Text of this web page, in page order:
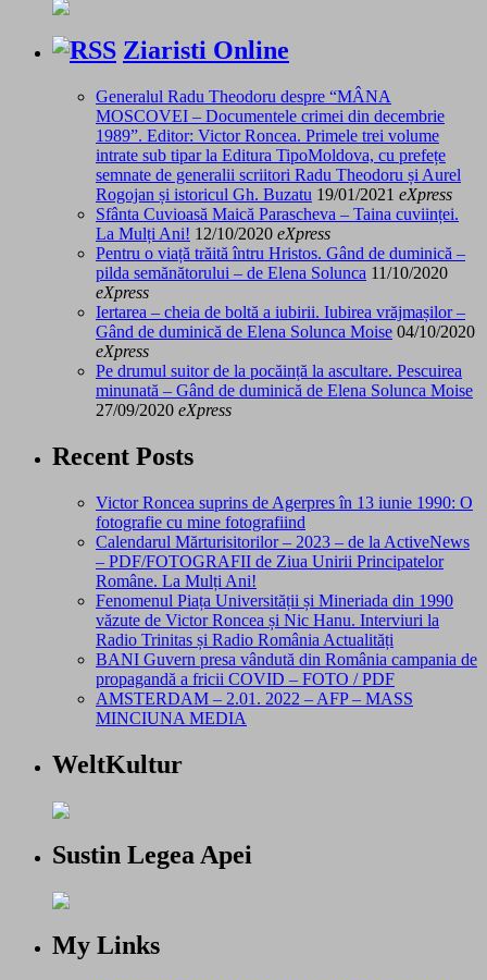
Ziaristi Online
Generalul Radu Theodoru despre “MÂNA
MOSCOVEI – Documentele crimei din decembrie
1989”. Editor: Victor Roncea. Primele trei volume
intrate sub tipar la Editura TipoMoldova, cu prefețe
semnate de generalii scriitori Radu Theodoru și Aurel
Rogojan și istoricul Gh. Buzatu 19/01/2021 eXpress
Sfânta Cuvioasă Maică Parascheva – Taina cuviinței.
La Mulți Ani! 12/10/2020 eXpress
Pentru o viață trăită întru Hristos. Gând de duminică –
pilda semănătorului – de Elena Solunca 11/10/2020
eXpress
Iertarea – cheia de boltă a iubirii. Iubirea vrăjmașilor –
Gând de duminică de Elena Solunca Moise 04/10/2020
eXpress
Pe drumul suitor de la pocăință la ascultare. Pescuirea
minunată – Gând de duminică de Elena Solunca Moise
27/09/2020 eXpress
Recent Posts
Victor Roncea suprins de Agerpres în 13 iunie 1990: O
fotografie cu mine fotografiind
Calendarul Mărturisitorilor – 2023 – de la ActiveNews
– PDF/FOTOGRAFII de Ziua Unirii Principatelor
Române. La Mulți Ani!
Fenomenul Piața Universității și Mineriada din 1990
văzute de Victor Roncea și Nic Hanu. Interviuri la
Radio Trinitas și Radio România Actualități
BANI Guvern presa vândută din România campania de
propagandă a fricii COVID – FOTO / PDF
AMSTERDAM – 2.01. 2022 – AFP – MASS
MINCIUNA MEDIA
WeltKultur
Sustin Legea Apei
My Links